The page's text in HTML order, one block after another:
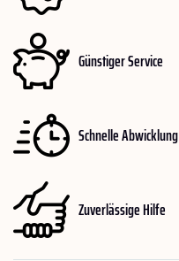
Günstiger Service
Schnelle Abwicklung
Zuverlässige Hilfe